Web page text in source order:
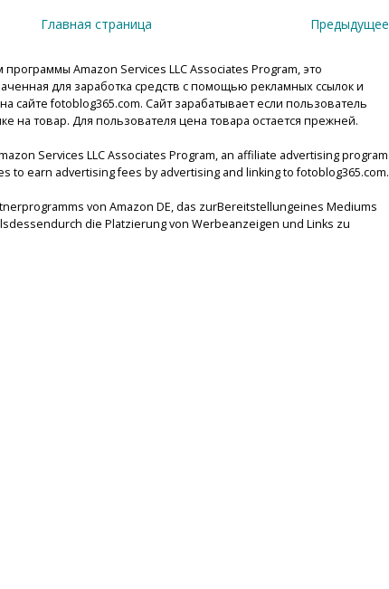
Предыдущее
Главная страница
программы Amazon Services LLC Associates Program, это
для заработка средств с помощью рекламных ссылок и
сайте fotoblog365.com. Сайт зарабатывает если пользователь
на товар. Для пользователя цена товара остается прежней.
Services LLC Associates Program, an affiliate advertising program
to earn advertising fees by advertising and linking to fotoblog365.com.
von Amazon DE, das zurBereitstellungeines Mediums
die Platzierung von Werbeanzeigen und Links zu